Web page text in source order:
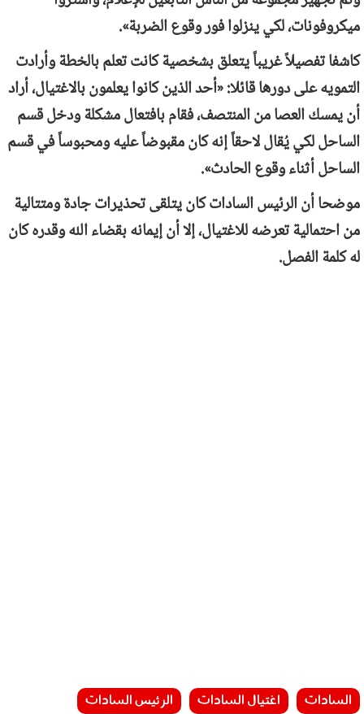
ميكروفونات، لكي ينزلوا فور وقوع الضربة».
كاشفا تفصيلاً غريباً يتعلق بشخصية كانت تعلم بالخطة وأرادت
التمويه على دورها قائلا: «أحد الذين كانوا يعلمون بالاغتيال، أراد
أن يمسك العصا من المنتصف، فقام بافتعال مشكلة ودخل قسم
الساحل لكي يُقال لاحقاً إنه كان مقبوضاً عليه ومحبوساً في قسم
الساحل أثناء وقوع الحادث».
موضحا أن الرئيس السادات كان يتلقى تحذيرات جادة ومتتالية
من احتمالية تعرضه للاغتيال، إلا أن إيمانه بقضاء الله وقدره كان
له كلمة الفصل.
السادات اغتيال السادات
الرئيس السادات